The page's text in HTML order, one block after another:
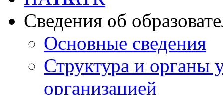
Сведения об
Основные сведения
Структура и органы
организацией